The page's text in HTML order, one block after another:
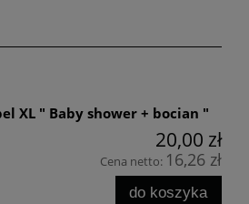
XL " Baby shower + bocian "
20,00 zł
Cena netto: 16,26 zł
do koszyka